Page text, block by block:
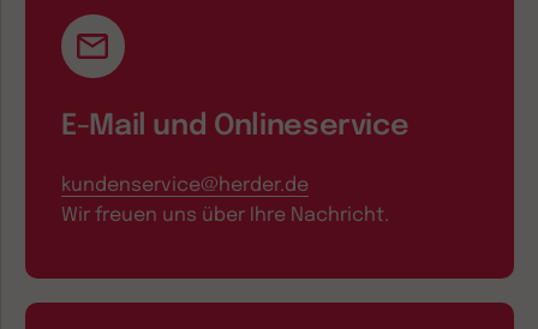
E-Mail und Onlineservice
kundenservice@herder.de
Wir freuen uns über Ihre Nachricht.